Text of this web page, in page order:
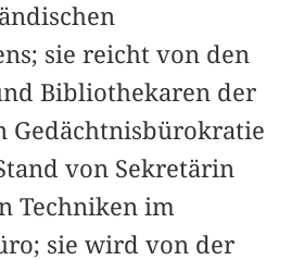
sie reicht von den
Bibliothekaren der
Gedächtnisbürokratie
von Sekretärin
Techniken im
sie wird von der